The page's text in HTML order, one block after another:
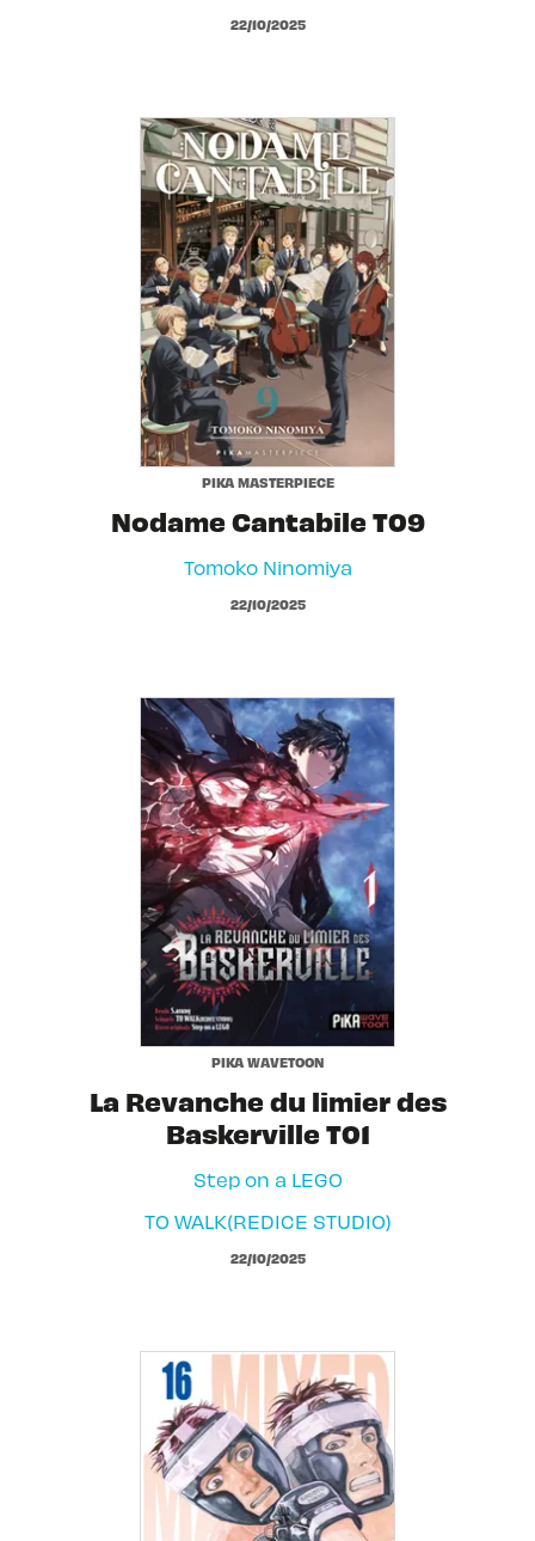
22/10/2025
PIKA MASTERPIECE
Nodame Cantabile T09
Tomoko Ninomiya
22/10/2025
PIKA WAVETOON
La Revanche du limier des
Baskerville T01
Step on a LEGO
TO WALK(REDICE STUDIO)
22/10/2025